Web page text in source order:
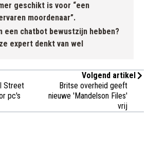
geschikt is voor “een
moordenaar”.
een chatbot bewustzijn hebben?
expert denkt van wel
Street
pc's
Volgend artikel
Britse overheid geeft
nieuwe 'Mandelson Files'
vrij